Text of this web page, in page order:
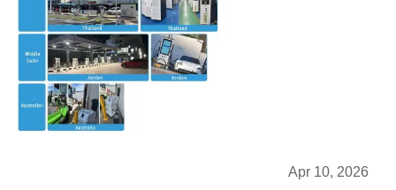
Apr 10, 2026